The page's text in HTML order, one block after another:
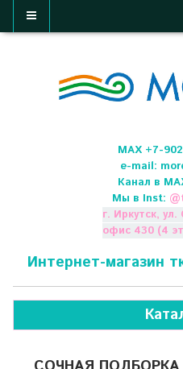
МАХ +7-
e-mail:
Канал в
Мы в Inst: @
г. Иркутск,
офис 430 (4
Интернет-магазин